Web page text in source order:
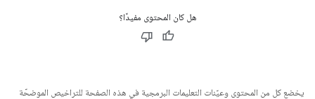
هل كان المحتوى مفيدًا؟
يخضع كل من المحتوى وعيّنات التعليمات البرمجية في هذه الصفحة للتراخيص الموضحّة